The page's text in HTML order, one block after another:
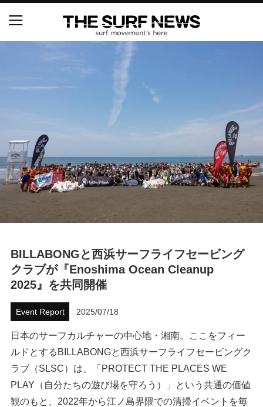
BILLABONGと西浜サーフライフセービング
クラブが『Enoshima Ocean Cleanup
2025』を共同開催
Event Report 2025/07/18
日本のサーフカルチャーの中心地・湘南。ここをフィー
ルドとするBILLABONGと西浜サーフライフセービングク
ラブ（SLSC）は、「PROTECT THE PLACES WE
PLAY（自分たちの遊び場を守ろう）」という共通の価値
観のもと、2022年から江ノ島界隈での清掃イベントを毎
NSAと茅ヶ崎市が包括連携協定を締結 自治体との
【五十嵐カノア独占インタビュー】旧友レオ、ジャ
ックとの豪華プライベートセッション
S.ONE ショート＆ロング開幕戦・現地リポート（高
ニュース
試合
ハウツー
ホリデースタイル
ウェストジャパン
イベント・リリース